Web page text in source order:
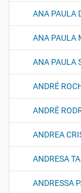
ANA PAULA
ANA PAULA
ANA PAULA
ANDRÉ
ANDRÉ
ANDREA
ANDRESA
ANDRESSA